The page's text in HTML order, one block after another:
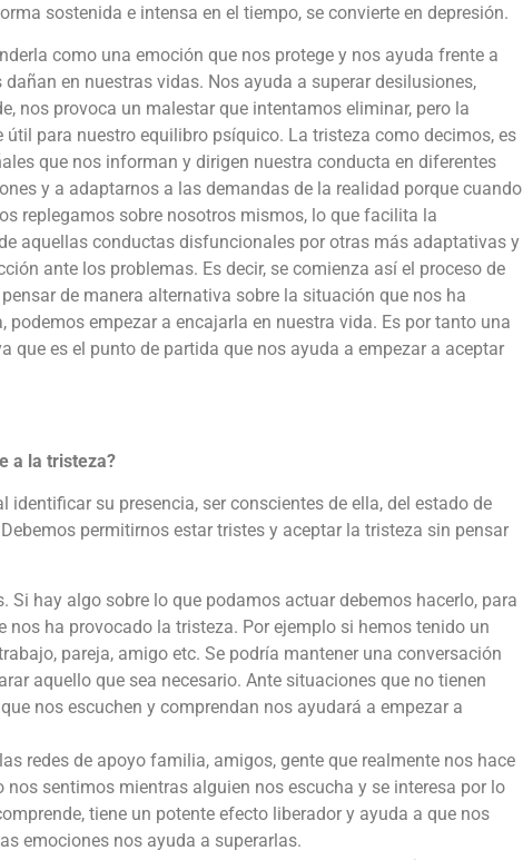
sostenida e intensa en el tiempo, se convierte en depresión.
como una emoción que nos protege y nos ayuda frente a
en nuestras vidas. Nos ayuda a superar desilusiones,
nos provoca un malestar que intentamos eliminar, pero la
para nuestro equilibro psíquico. La tristeza como decimos, es
que nos informan y dirigen nuestra conducta en diferentes
y a adaptarnos a las demandas de la realidad porque cuando
replegamos sobre nosotros mismos, lo que facilita la
aquellas conductas disfuncionales por otras más adaptativas y
ante los problemas. Es decir, se comienza así el proceso de
de manera alternativa sobre la situación que nos ha
podemos empezar a encajarla en nuestra vida. Es por tanto una
que es el punto de partida que nos ayuda a empezar a aceptar
a la tristeza?
identificar su presencia, ser conscientes de ella, del estado de
permitirnos estar tristes y aceptar la tristeza sin pensar
Si hay algo sobre lo que podamos actuar debemos hacerlo, para
ha provocado la tristeza. Por ejemplo si hemos tenido un
pareja, amigo etc. Se podría mantener una conversación
aquello que sea necesario. Ante situaciones que no tienen
nos escuchen y comprendan nos ayudará a empezar a
redes de apoyo familia, amigos, gente que realmente nos hace
nos sentimos mientras alguien nos escucha y se interesa por lo
tiene un potente efecto liberador y ayuda a que nos
emociones nos ayuda a superarlas.